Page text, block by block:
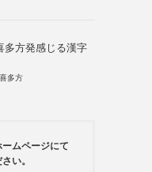
多方発感じる漢字
多方
ムページにて
い。